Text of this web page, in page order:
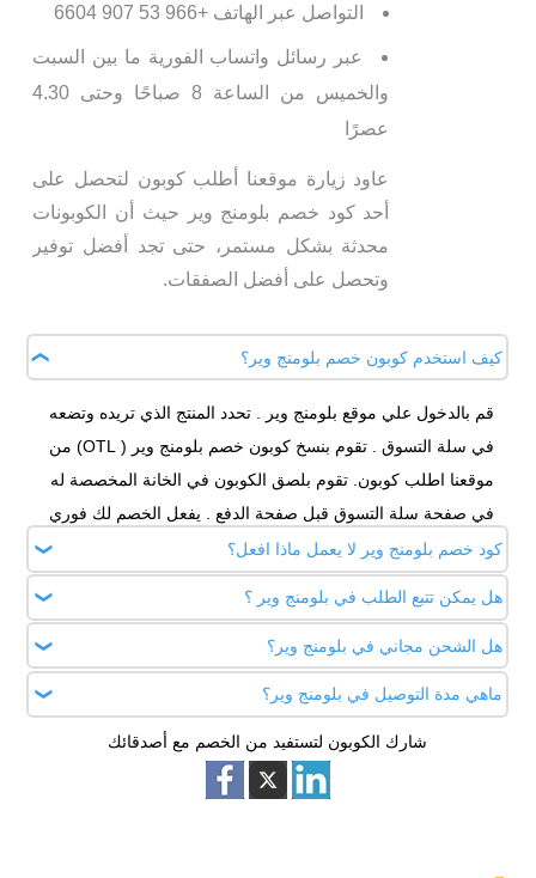
التواصل عبر الهاتف +966 53 907 6604
عبر رسائل واتساب الفورية ما بين السبت
والخميس من الساعة 8 صباحًا وحتى 4.30
عصرًا
عاود زيارة موقعنا أطلب كوبون لتحصل على
أحد كود خصم بلومنج وير حيث أن الكوبونات
محدثة بشكل مستمر، حتى تجد أفضل توفير
وتحصل على أفضل الصفقات.
كيف استخدم كوبون خصم بلومنج وير؟
قم بالدخول علي موقع بلومنج وير . تحدد المنتج الذي تريده وتضعه
في سلة التسوق . تقوم بنسخ كوبون خصم بلومنج وير ( OTL) من
موقعنا اطلب كوبون. تقوم بلصق الكوبون في الخانة المخصصة له
في صفحة سلة التسوق قبل صفحة الدفع . يفعل الخصم لك فوري
وبكل سهولة.
كود خصم بلومنج وير لا يعمل ماذا افعل؟
تأكد ان الكود الذي اخترته يعمل داخل دولتك، ولا تستخدم رمز
الكود اكثر من مرة .
هل يمكن تتبع الطلب في بلومنج وير ؟
نعم ، تستطيع تتبع طلبك من خلال حسابك على بلومينج وير
هل الشحن مجاني في بلومنج وير؟
لا ، تكلفة الشحن تختلفة حسب منطقة التوصيل .
ماهي مدة التوصيل في بلومنج وير؟
يتم التوصيل من 2 ل5 ايام كحد اقصي ولدول الخليج خلال 8 ايام.شارك الكوبون لتستفيد من الخصم مع أصدقائك